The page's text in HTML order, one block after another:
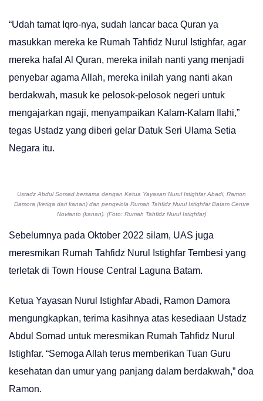
“Udah tamat Iqro-nya, sudah lancar baca Quran ya
masukkan mereka ke Rumah Tahfidz Nurul Istighfar, agar
mereka hafal Al Quran, mereka inilah nanti yang menjadi
penyebar agama Allah, mereka inilah yang nanti akan
berdakwah, masuk ke pelosok-pelosok negeri untuk
mengajarkan ngaji, menyampaikan Kalam-Kalam Ilahi,”
tegas Ustadz yang diberi gelar Datuk Seri Ulama Setia
Negara itu.
Ustadz Abdul Somad bersama dengan Ketua Yayasan Nurul Istighfar Abadi, Ramon
Damora (ketiga dari kanan) dan pengelola Rumah Tahfidz Nurul Istighfar Batam Centre
Novianto (kanan). (Foto: Rumah Tahfidz Nurul Istighfar)
Sebelumnya pada Oktober 2022 silam, UAS juga
meresmikan Rumah Tahfidz Nurul Istighfar Tembesi yang
terletak di Town House Central Laguna Batam.
Ketua Yayasan Nurul Istighfar Abadi, Ramon Damora
mengungkapkan, terima kasihnya atas kesediaan Ustadz
Abdul Somad untuk meresmikan Rumah Tahfidz Nurul
Istighfar. “Semoga Allah terus memberikan Tuan Guru
kesehatan dan umur yang panjang dalam berdakwah,” doa
Ramon.